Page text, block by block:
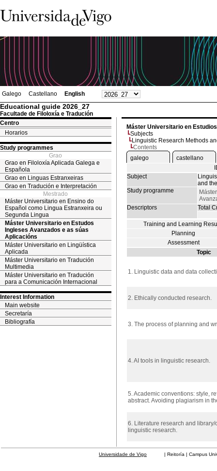
Galego Castellano English
Educational guide 2026_27
Facultade de Filoloxía e Tradución
Centro
Horarios
Study programmes
Grao
Grao en Filoloxía Aplicada Galega e
Española
Grao en Linguas Estranxeiras
Grao en Tradución e Interpretación
Mestrado
Máster Universitario en Ensino do
Español como Lingua Estranxeira ou
Segunda Lingua
Máster Universitario en Estudos
Ingleses Avanzados e as súas
Aplicacións
Máster Universitario en Lingüística
Aplicada
Máster Universitario en Tradución
Multimedia
Máster Universitario en Tradución
para a Comunicación Internacional
Interest Information
Main website
Secretaría
Bibliografía
Máster Universitario en
Subjects
Linguistic Research Methods
Contents
galego
castellano
Subject
and
Study programme
Descriptors
Total
Training and Learning
Planning
Assessment
Topic
1. Linguistic data and data
2. Ethically conducted research.
3. The process of planning and
4. AI tools in linguistic research.
5. Academic conventions: style,
abstract. Avoiding plagiarism in
6. Literature research and
linguistic research.
Universidade de Vigo | Reitoría | Campus